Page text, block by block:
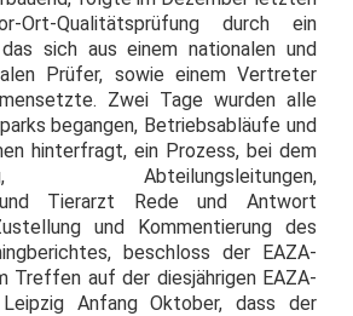
Ort-Qualitätsprüfung durch ein
sich aus einem nationalen und
Prüfer, sowie einem Vertreter
Zwei Tage wurden alle
begangen, Betriebsabläufe und
hinterfragt, ein Prozess, bei dem
Abteilungsleitungen,
und Tierarzt Rede und Antwort
und Kommentierung des
beschloss der EAZA-
Treffen auf der diesjährigen EAZA-
Anfang Oktober, dass der